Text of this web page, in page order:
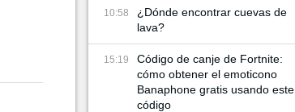
10:58
¿Dónde encontrar cuevas de
lava?
15:19
Código de canje de Fortnite:
cómo obtener el emoticono
Banaphone gratis usando este
código